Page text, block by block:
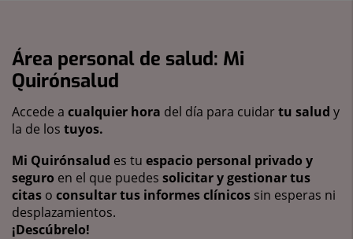
Área personal de salud: Mi
Quirónsalud
Accede a cualquier hora del día para cuidartu salud y
la de los tuyos.
Mi Quirónsalud es tu espacio personal privado y
seguro en el que puedes solicitar y gestionar tus
citas o consultar tus informes clínicos sin esperas ni
desplazamientos.
¡Descúbrelo!